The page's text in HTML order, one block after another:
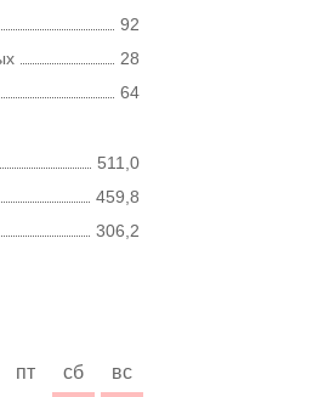
92
28
64
511,0
459,8
306,2
пт сб
вс